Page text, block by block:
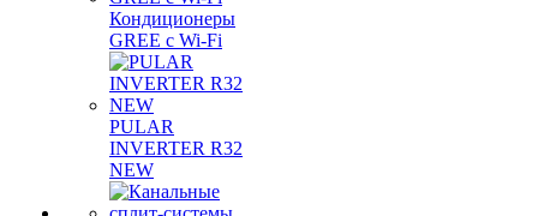
Кондиционеры
GREE с Wi-Fi
PULAR
INVERTER R32
NEW